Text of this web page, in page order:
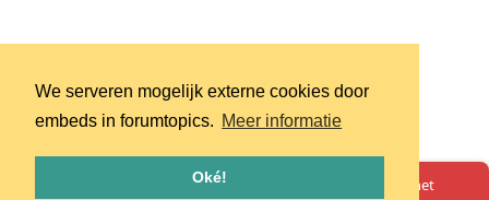
We serveren mogelijk externe cookies door
embeds in forumtopics. Meer informatie
Oké!
Oeps! Er is iets misgegaan. Herlaad de pagina en probeer het